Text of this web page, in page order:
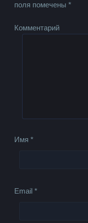
поля помечены*
Комментарий
Имя*
Email*